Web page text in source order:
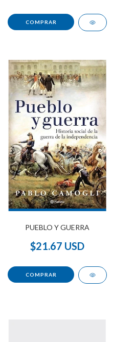
PUEBLO Y GUERRA
$21.67 USD